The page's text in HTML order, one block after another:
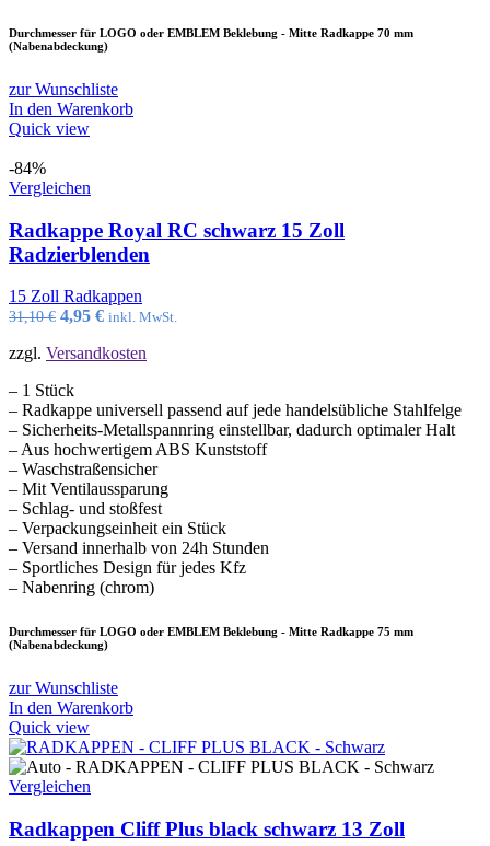
Durchmesser für LOGO oder EMBLEM Beklebung - Mitte Radkappe 70 mm
(Nabenabdeckung)
zur Wunschliste
In den Warenkorb
Quick view
-84%
Vergleichen
Radkappe Royal RC schwarz 15 Zoll
Radzierblenden
15 Zoll Radkappen
31,10€ Ursprünglicher
war:
4,95 €Aktueller
ist:
inkl. MwSt.
zzgl. Versandkosten
– 1 Stück
– Radkappe universell passend auf jede handelsübliche Stahlfelge
– Sicherheits-Metallspannring einstellbar, dadurch optimaler Halt
– Aus hochwertigem ABS Kunststoff
– Waschstraßensicher
– Mit Ventilaussparung
– Schlag- und stoßfest
– Verpackungseinheit ein Stück
– Versand innerhalb von 24h Stunden
– Sportliches Design für jedes Kfz
– Nabenring (chrom)
Durchmesser für LOGO oder EMBLEM Beklebung - Mitte Radkappe 75 mm
(Nabenabdeckung)
zur Wunschliste
In den Warenkorb
Quick view
Vergleichen
Radkappen Cliff Plus black schwarz 13 Zoll